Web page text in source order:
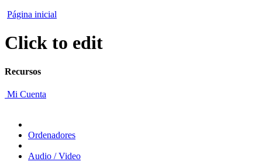
Página inicial
Click to edit
Recursos
Mi Cuenta
Ordenadores
Audio / Video